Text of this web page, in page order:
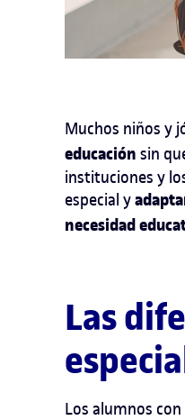
Muchos niños y
educación sin
instituciones y
especial y
necesidad
Las
Los alumnos